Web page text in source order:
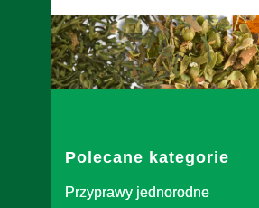
Linki w stopce
Polecane kategorie
Przyprawy jednorodne